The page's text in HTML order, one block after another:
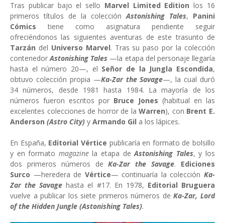
Tras publicar bajo el sello Marvel Limited Edition los 16
primeros títulos de la colecciónAstonishing Tales, Panini
Cómics tiene como asignatura pendiente seguir
ofreciéndonos las siguientes aventuras de este trasunto de
Tarzán del Universo Marvel. Tras su paso por la colección
contenedorAstonishing Tales —la etapa del personaje llegaría
hasta el número 20—, el Señor de la Jungla Escondida,
obtuvo colección propia —Ka-Zar the Savage—, la cual duró
34 números, desde 1981 hasta 1984. La mayoría de los
números fueron escritos por Bruce Jones (habitual en las
excelentes colecciones de horror de laWarren), con Brent E.
Anderson (Astro City) y Armando Gil a los lápices.
En España, Editorial Vértice publicaría en formato de bolsillo
y en formato magazinela etapa deAstonishing Tales, y los
dos primeros números deKa-Zar the Savage. Ediciones
Surco —heredera de Vértice— continuaría la colecciónKa-
Zar the Savage hasta el #17. En 1978, Editorial Bruguera
vuelve a publicar los siete primeros números deKa-Zar, Lord
of the Hidden Jungle (Astonishing Tales).